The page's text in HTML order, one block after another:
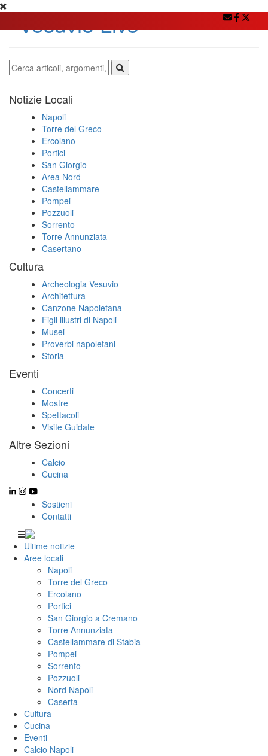
Notizie Locali
Napoli
Torre del Greco
Ercolano
Portici
San Giorgio
Area Nord
Castellammare
Pompei
Pozzuoli
Sorrento
Torre Annunziata
Casertano
Cultura
Archeologia Vesuvio
Architettura
Canzone Napoletana
Figli illustri di Napoli
Musei
Proverbi napoletani
Storia
Eventi
Concerti
Mostre
Spettacoli
Visite Guidate
Altre Sezioni
Calcio
Cucina
Sostieni
Contatti
Ultime notizie
Aree locali
Napoli
Torre del Greco
Ercolano
Portici
San Giorgio a Cremano
Torre Annunziata
Castellammare di Stabia
Pompei
Sorrento
Pozzuoli
Nord Napoli
Caserta
Cultura
Cucina
Eventi
Calcio Napoli